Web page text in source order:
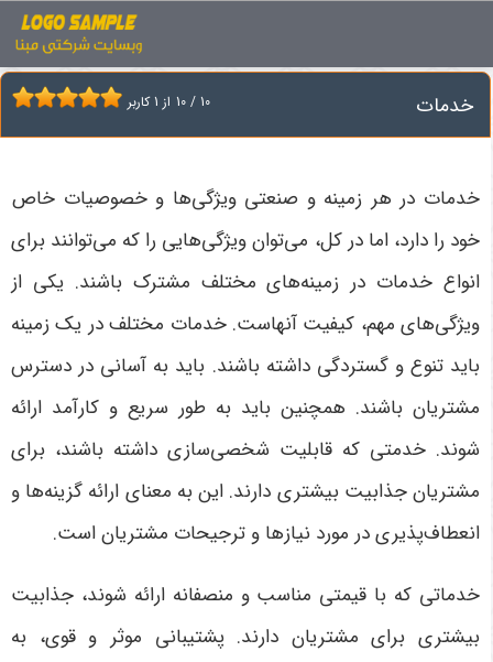
خدمات 10 / 10 از 1 کاربر
خدمات در هر زمینه و صنعتی ویژگی‌ها و خصوصیات خاص
خود را دارد، اما در کل، می‌توان ویژگی‌هایی را که می‌توانند برای
انواع خدمات در زمینه‌های مختلف مشترک باشند. یکی از
ویژگی‌های مهم، کیفیت آنهاست. خدمات مختلف در یک زمینه
باید تنوع و گستردگی داشته باشند. باید به آسانی در دسترس
مشتریان باشند. همچنین باید به طور سریع و کارآمد ارائه
شوند. خدمتی که قابلیت شخصی‌سازی داشته باشند، برای
مشتریان جذابیت بیشتری دارند. این به معنای ارائه گزینه‌ها و
انعطاف‌پذیری در مورد نیازها و ترجیحات مشتریان است.
خدماتی که با قیمتی مناسب و منصفانه ارائه شوند، جذابیت
بیشتری برای مشتریان دارند. پشتیبانی موثر و قوی، به